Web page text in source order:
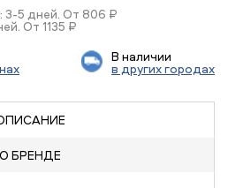
3-5 дней. От 806 ₽
От 1135 ₽
В наличии
в других городах
О БРЕНДЕ